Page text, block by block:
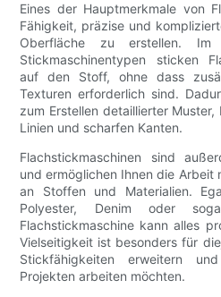
Eines der Hauptmerkmale von
Fähigkeit, präzise und
Oberfläche zu erstellen. Im
Stickmaschinentypen sticken
auf den Stoff, ohne dass
Texturen erforderlich sind.
zum Erstellen detaillierter
Linien und scharfen Kanten.
Flachstickmaschinen sind
und ermöglichen Ihnen die Arbeit
an Stoffen und Materialien.
Polyester, Denim oder
Flachstickmaschine kann alles
Vielseitigkeit ist besonders für
Stickfähigkeiten erweitern
Projekten arbeiten möchten.